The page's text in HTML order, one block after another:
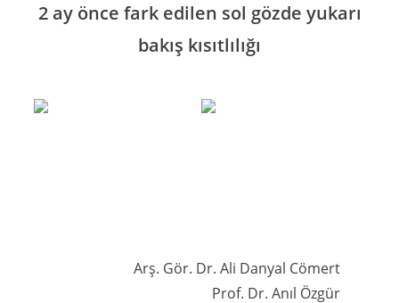
2 ay önce fark edilen sol gözde yukarı
bakış kısıtlılığı
Arş. Gör. Dr. Ali Danyal Cömert
Prof. Dr. Anıl Özgür